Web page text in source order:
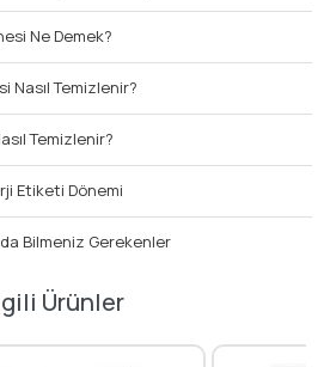
Ne Demek?
Nasıl Temizlenir?
Temizlenir?
Etiketi Dönemi
Bilmeniz Gerekenler
Ürünler